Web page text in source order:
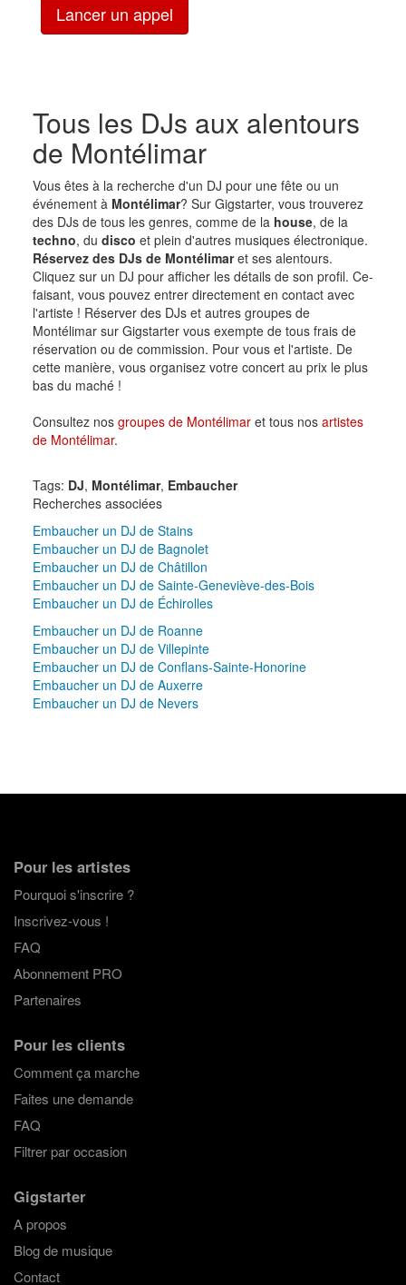
Lancer un appel
Tous les DJs aux alentours
de Montélimar
Vous êtes à la recherche d'un DJ pour une fête ou un
événement à Montélimar? Sur Gigstarter, vous trouverez
des DJs de tous les genres, comme de la house, de la
techno, du disco et plein d'autres musiques électronique.
Réservez des DJs de Montélimaret ses alentours.
Cliquez sur un DJ pour afficher les détails de son profil. Ce-
faisant, vous pouvez entrer directement en contact avec
l'artiste ! Réserver des DJs et autres groupes de
Montélimar sur Gigstarter vous exempte de tous frais de
réservation ou de commission. Pour vous et l'artiste. De
cette manière, vous organisez votre concert au prix le plus
bas du maché !
Consultez nos groupes de Montélimaret tous nos artistes
de Montélimar.
Tags: DJ, Montélimar, Embaucher
Recherches associées
Embaucher un DJ de Stains
Embaucher un DJ de Bagnolet
Embaucher un DJ de Châtillon
Embaucher un DJ de Sainte-Geneviève-des-Bois
Embaucher un DJ de Échirolles
Embaucher un DJ de Roanne
Embaucher un DJ de Villepinte
Embaucher un DJ de Conflans-Sainte-Honorine
Embaucher un DJ de Auxerre
Embaucher un DJ de Nevers
Pour les artistes
Pourquoi s'inscrire ?
Inscrivez-vous !
FAQ
Abonnement PRO
Partenaires
Pour les clients
Comment ça marche
Faites une demande
FAQ
Filtrer par occasion
Gigstarter
A propos
Blog de musique
Contact